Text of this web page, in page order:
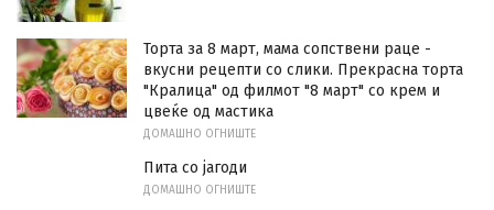
Торта за 8 март, мама сопствени раце -
вкусни рецепти со слики. Прекрасна торта
"Кралица" од филмот "8 март" со крем и
цвеќе од мастика
ДОМАШНО ОГНИШТЕ
Пита со јагоди
ДОМАШНО ОГНИШТЕ